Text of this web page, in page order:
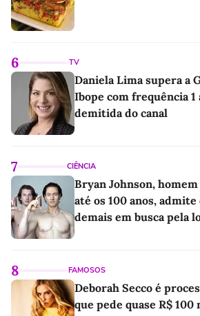
6 TV
Daniela Lima supera a
Ibope com frequência 1
demitida do canal
7 CIÊNCIA
Bryan Johnson,
até os 100 anos,
demais em busca pela
8 FAMOSOS
Deborah Secco é
que pede quase R$